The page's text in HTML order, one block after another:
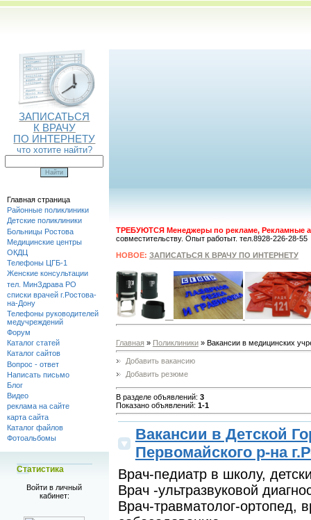
ЗАПИСАТЬСЯ
К ВРАЧУ
ПО ИНТЕРНЕТУ
что хотите найти?
Главная страница
Районные поликлиники
Детские поликлиники
Больницы Ростова
Медицинские центры
ОКДЦ
Телефоны ЦГБ-1
Женские консультации
тел. МинЗдрава РО
списки врачей г.Ростова-
на-Дону
Телефоны руководителей
медучреждений
Форум
Каталог статей
Каталог сайтов
Вопрос - ответ
Написать письмо
Блог
Видео
реклама на сайте
карта сайта
Каталог файлов
Фотоальбомы
Статистика
Войти в личный
кабинет:
ТРЕБУЮТСЯ Менеджеры по рекламе, Рекламные
совместительству. Опыт работыт. тел.8928-226-28-55
НОВОЕ: ЗАПИСАТЬСЯ К ВРАЧУ ПО ИНТЕРНЕТУ
Главная» Поликлиники» Вакансии в медицинских
Добавить вакансию
Добавить резюме
В разделе объявлений: 3
Показано объявлений: 1-1
Вакансии в Детской
Первомайского р-на
Врач-педиатр в школу,
Врач -ультразвуковой
Врач-травматолог-ортопед,